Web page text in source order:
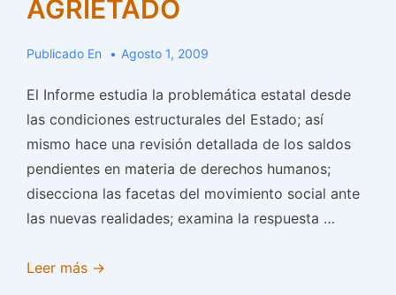
AGRIETADO
Publicado En Agosto 1, 2009
El Informe estudia la problemática estatal desde
las condiciones estructurales del Estado; así
mismo hace una revisión detallada de los saldos
pendientes en materia de derechos humanos;
disecciona las facetas del movimiento social ante
las nuevas realidades; examina la respuesta …
OAXACA
Leer más →